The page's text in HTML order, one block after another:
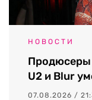
НОВОСТИ
Продюсеры
U2 и Blur
07.08.2026 /